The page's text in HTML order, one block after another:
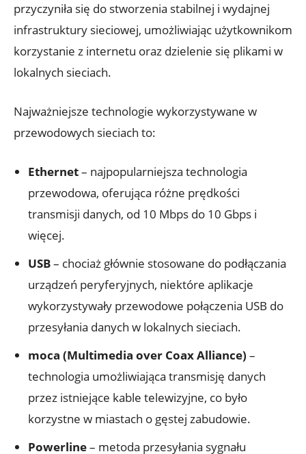
przyczyniła się do stworzenia stabilnej i wydajnej
infrastruktury sieciowej, umożliwiając użytkownikom
korzystanie z internetu oraz dzielenie się plikami w
lokalnych sieciach.
Najważniejsze technologie wykorzystywane w
przewodowych sieciach to:
Ethernet– najpopularniejsza technologia
przewodowa, oferująca różne prędkości
transmisji danych, od 10 Mbps do 10 Gbps i
więcej.
USB– chociaż głównie stosowane do podłączania
urządzeń peryferyjnych, niektóre aplikacje
wykorzystywały przewodowe połączenia USB do
przesyłania danych w lokalnych sieciach.
moca (Multimedia over Coax Alliance) –
technologia umożliwiająca transmisję danych
przez istniejące kable telewizyjne, co było
korzystne w miastach o gęstej zabudowie.
Powerline– metoda przesyłania sygnału